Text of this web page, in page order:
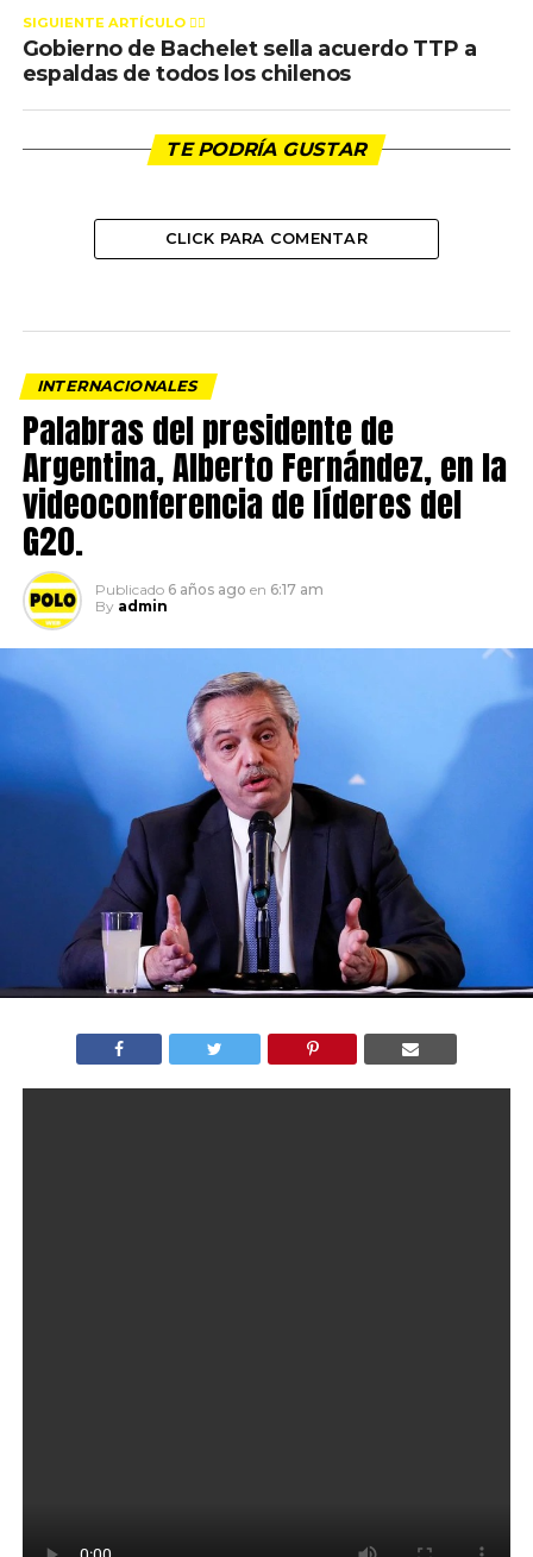
SIGUIENTE ARTÍCULO 👈🏻
Gobierno de Bachelet sella acuerdo TTP a
espaldas de todos los chilenos
TE PODRÍA GUSTAR
CLICK PARA COMENTAR
INTERNACIONALES
Palabras del presidente de
Argentina, Alberto Fernández, en la
videoconferencia de líderes del
G20.
Publicado 6 años ago en 6:17 am
By admin